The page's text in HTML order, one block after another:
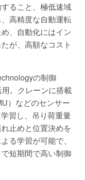
ること、極低速域
高精度な自動運転
、自動化にはイン
が、高額なコスト
の制御
。クレーンに搭載
）などのセンサー
習し、吊り荷重量
止めと位置決めを
る学習が可能で、
短期間で高い制御